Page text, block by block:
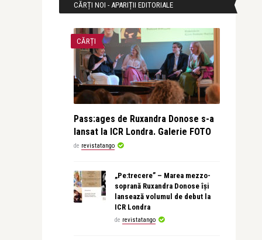
CĂRȚI NOI - APARIȚII EDITORIALE
CĂRȚI
Pass:ages de Ruxandra Donose s-a
lansat la ICR Londra. Galerie FOTO
de revistatango
„Pe:trecere” – Marea mezzo-
soprană Ruxandra Donose își
lansează volumul de debut la
ICR Londra
de revistatango